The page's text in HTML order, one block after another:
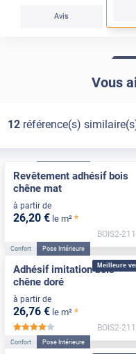
Avis
Vous
12référence(s)
Revêtement adhésif bois
chêne mat
à partir de
26,20 € le m² *
BOIS2-
Meilleure
Confort Pose Intérieure
Adhésif imitation bois
chêne doré
à partir de
26,76 € le m² *
*****
BOIS2-
Confort Pose Intérieure